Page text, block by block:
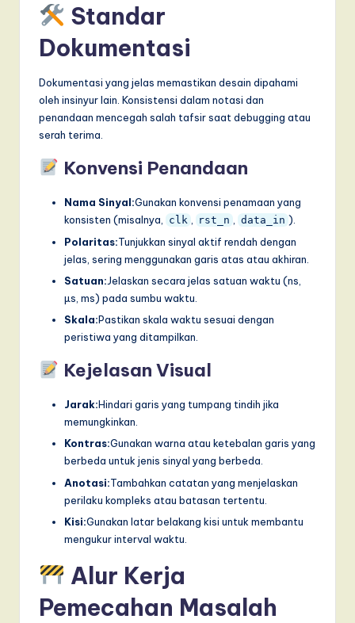
Standar
Dokumentasi
Dokumentasi yang jelas memastikan desain dipahami
oleh insinyur lain. Konsistensi dalam notasi dan
penandaan mencegah salah tafsir saat debugging atau
serah terima.
Konvensi Penandaan
Nama Sinyal:Gunakan konvensi penamaan yang
konsisten (misalnya,
clk , rst_n , data_in ).
Polaritas:Tunjukkan sinyal aktif rendah dengan
jelas, sering menggunakan garis atas atau akhiran.
Satuan:Jelaskan secara jelas satuan waktu (ns,
µs, ms) pada sumbu waktu.
Skala:Pastikan skala waktu sesuai dengan
peristiwa yang ditampilkan.
Kejelasan Visual
Jarak:Hindari garis yang tumpang tindih jika
memungkinkan.
Kontras:Gunakan warna atau ketebalan garis yang
berbeda untuk jenis sinyal yang berbeda.
Anotasi:Tambahkan catatan yang menjelaskan
perilaku kompleks atau batasan tertentu.
Kisi:Gunakan latar belakang kisi untuk membantu
mengukur interval waktu.
Alur Kerja
Pemecahan Masalah